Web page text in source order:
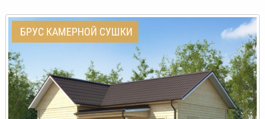
БРУС КАМЕРНОЙ СУШКИ